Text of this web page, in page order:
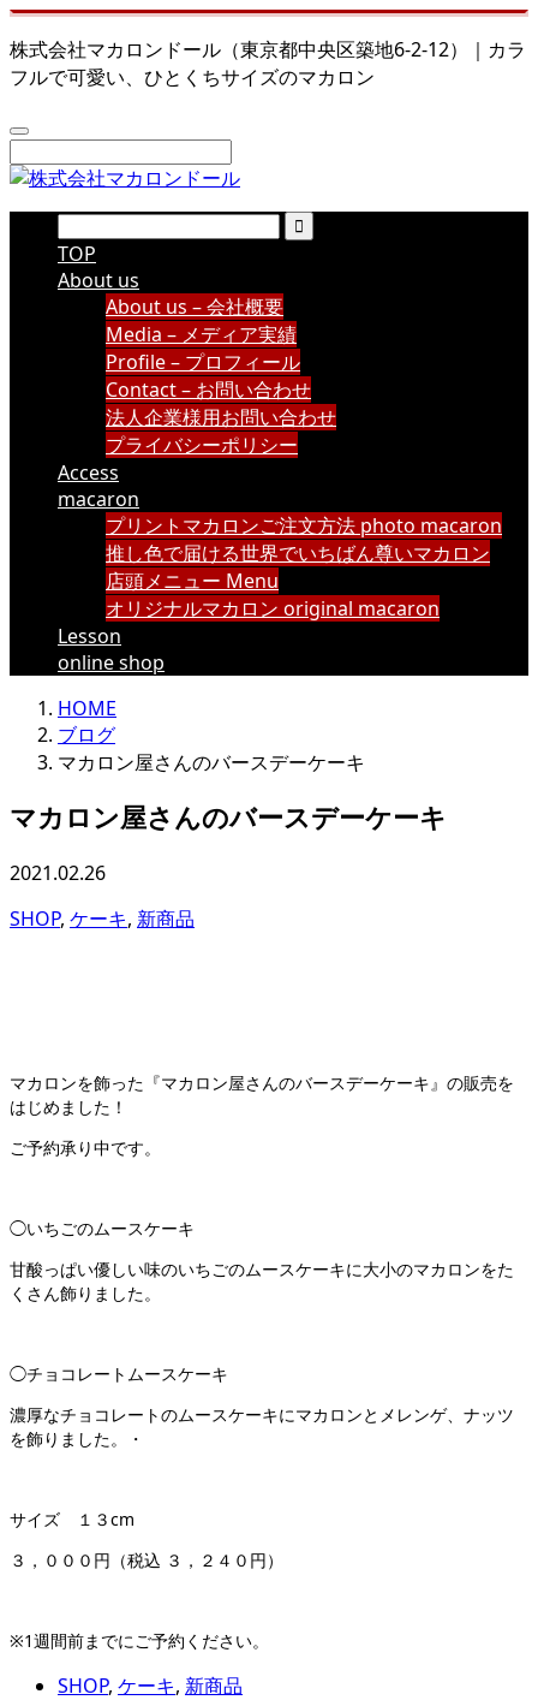
株式会社マカロンドール（東京都中央区築地6-2-12）｜カラ
フルで可愛い、ひとくちサイズのマカロン
TOP
About us
About us – 会社概要
Media – メディア実績
Profile – プロフィール
Contact – お問い合わせ
法人企業様用お問い合わせ
プライバシーポリシー
Access
macaron
プリントマカロンご注文方法 photo macaron
推し色で届ける世界でいちばん尊いマカロン
店頭メニュー Menu
オリジナルマカロン original macaron
Lesson
online shop
HOME
ブログ
マカロン屋さんのバースデーケーキ
マカロン屋さんのバースデーケーキ
2021.02.26
SHOP, ケーキ, 新商品
マカロンを飾った『マカロン屋さんのバースデーケーキ』の販売を
はじめました！
ご予約承り中です。
◯いちごのムースケーキ
甘酸っぱい優しい味のいちごのムースケーキに大小のマカロンをた
くさん飾りました。
◯チョコレートムースケーキ
濃厚なチョコレートのムースケーキにマカロンとメレンゲ、ナッツ
を飾りました。・
サイズ １３cm
３，０００円（税込 ３，２４０円）
※1週間前までにご予約ください。
SHOP, ケーキ, 新商品